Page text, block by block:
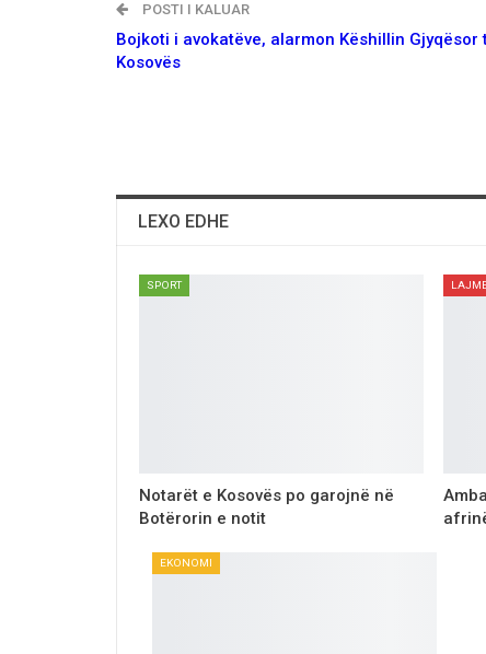
POSTI I KALUAR
Bojkoti i avokatëve, alarmon Këshillin Gjyqësor
Kosovës
LEXO EDHE
SPORT
Notarët e Kosovës po garojnë në
Botërorin e notit
EKONOMI